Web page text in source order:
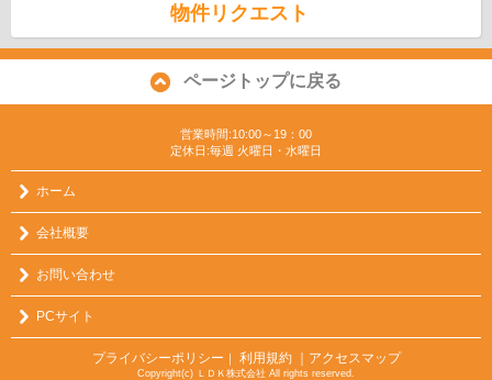
物件リクエスト
ページトップに戻る
営業時間:10:00～19：00
定休日:毎週 火曜日・水曜日
ホーム
会社概要
お問い合わせ
PCサイト
プライバシーポリシー ｜ 利用規約 ｜アクセスマップ
Copyright(c) ＬＤＫ株式会社 All rights reserved.